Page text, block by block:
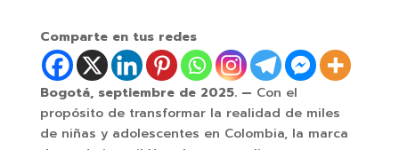
Comparte en tus redes
Bogotá, septiembre de 2025. — Con el
propósito de transformar la realidad de miles
de niñas y adolescentes en Colombia, la marca